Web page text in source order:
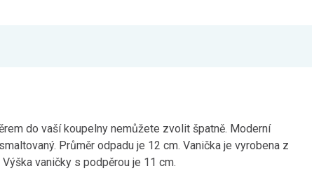
do vaší koupelny nemůžete zvolit špatně. Moderní
Průměr odpadu je 12 cm. Vanička je vyrobena z
vaničky s podpěrou je 11 cm.